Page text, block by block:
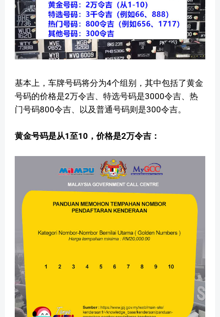
基本上，车牌号码将分为4个组别，其中包括了黄金
号码的价格是2万令吉、特选号码是3000令吉、热
门号码800令吉、以及普通号码则是300令吉。
黄金号码是从1至10，价格是2万令吉：